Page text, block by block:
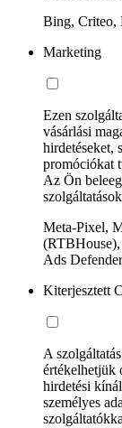
Bing, Criteo,
Marketing
Ezen
vásárlási
hirdetéseket,
promóciókat
Az Ön
Meta-Pixel,
Ads Defender
Kiterjesztett
A
értékelhetjük
hirdetési
személyes